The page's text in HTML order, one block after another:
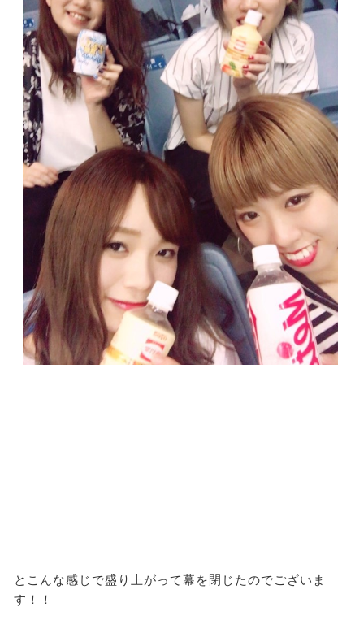
とこんな感じで盛り上がって幕を閉じたのでございま
す！！